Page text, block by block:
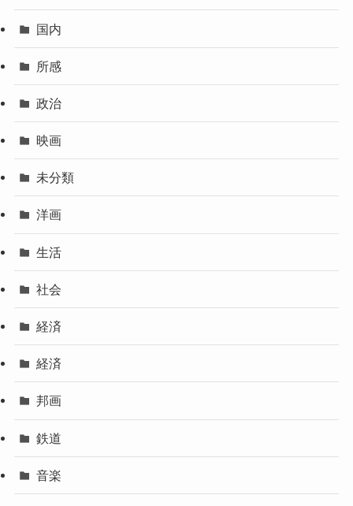
国内
所感
政治
映画
未分類
洋画
生活
社会
経済
経済
邦画
鉄道
音楽